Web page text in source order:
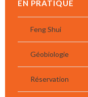
EN PRATIQUE
Feng Shui
Géobiologie
Réservation